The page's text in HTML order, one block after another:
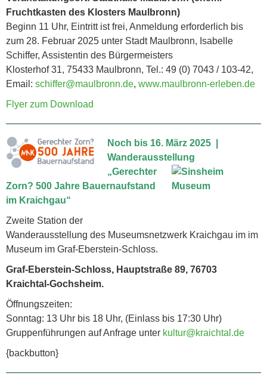
Fruchtkasten des Klosters Maulbronn)
Beginn 11 Uhr, Eintritt ist frei, Anmeldung erforderlich bis
zum 28. Februar 2025 unter Stadt Maulbronn, Isabelle
Schiffer, Assistentin des Bürgermeisters
Klosterhof 31, 75433 Maulbronn, Tel.: 49 (0) 7043 / 103-42,
Email: schiffer@maulbronn.de, www.maulbronn-erleben.de
Flyer zum Download
Noch bis 16. März 2025
Wanderausstellung
„Gerechter
Zorn? 500 Jahre Bauernaufstand
im Kraichgau“
Zweite Station der
Wanderausstellung des Museumsnetzwerk Kraichgau im im
Museum im Graf-Eberstein-Schloss.
Graf-Eberstein-Schloss, Hauptstraße 89, 76703
Kraichtal-Gochsheim.
Öffnungszeiten:
Sonntag: 13 Uhr bis 18 Uhr, (Einlass bis 17:30 Uhr)
Gruppenführungen auf Anfrage unter kultur@kraichtal.de
{backbutton}